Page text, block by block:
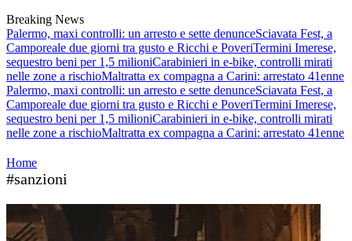
Breaking News
Palermo, maxi controlli: un arresto e sette denunceSciavata Fest, a
Camporeale due giorni tra gusto e Ricchi e PoveriTermini Imerese,
sequestro beni per 1,5 milioniCarabinieri in e-bike, controlli mirati
nelle zone a rischioMaltratta ex compagna a Carini: arrestato 41enne
Palermo, maxi controlli: un arresto e sette denunceSciavata Fest, a
Camporeale due giorni tra gusto e Ricchi e PoveriTermini Imerese,
sequestro beni per 1,5 milioniCarabinieri in e-bike, controlli mirati
nelle zone a rischioMaltratta ex compagna a Carini: arrestato 41enne
Home
#sanzioni